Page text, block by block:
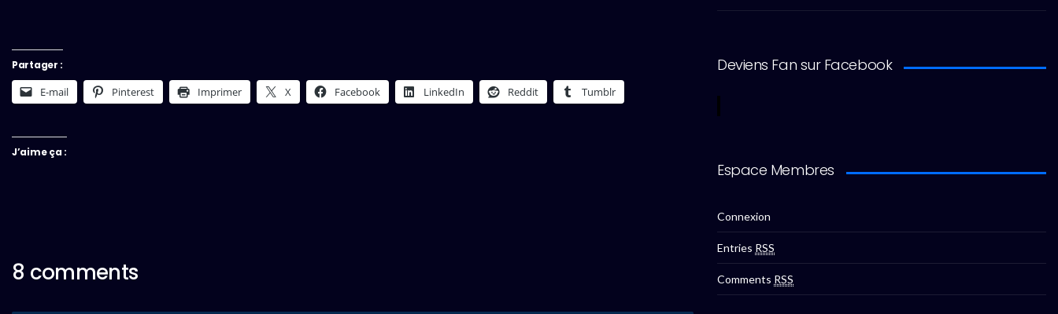
Partager :
E-mail Pinterest Imprimer X Facebook LinkedIn Reddit Tumblr
J’aime ça :
8 comments
Deviens Fan sur Facebook
Espace Membres
Connexion
Entries RSS
Comments RSS